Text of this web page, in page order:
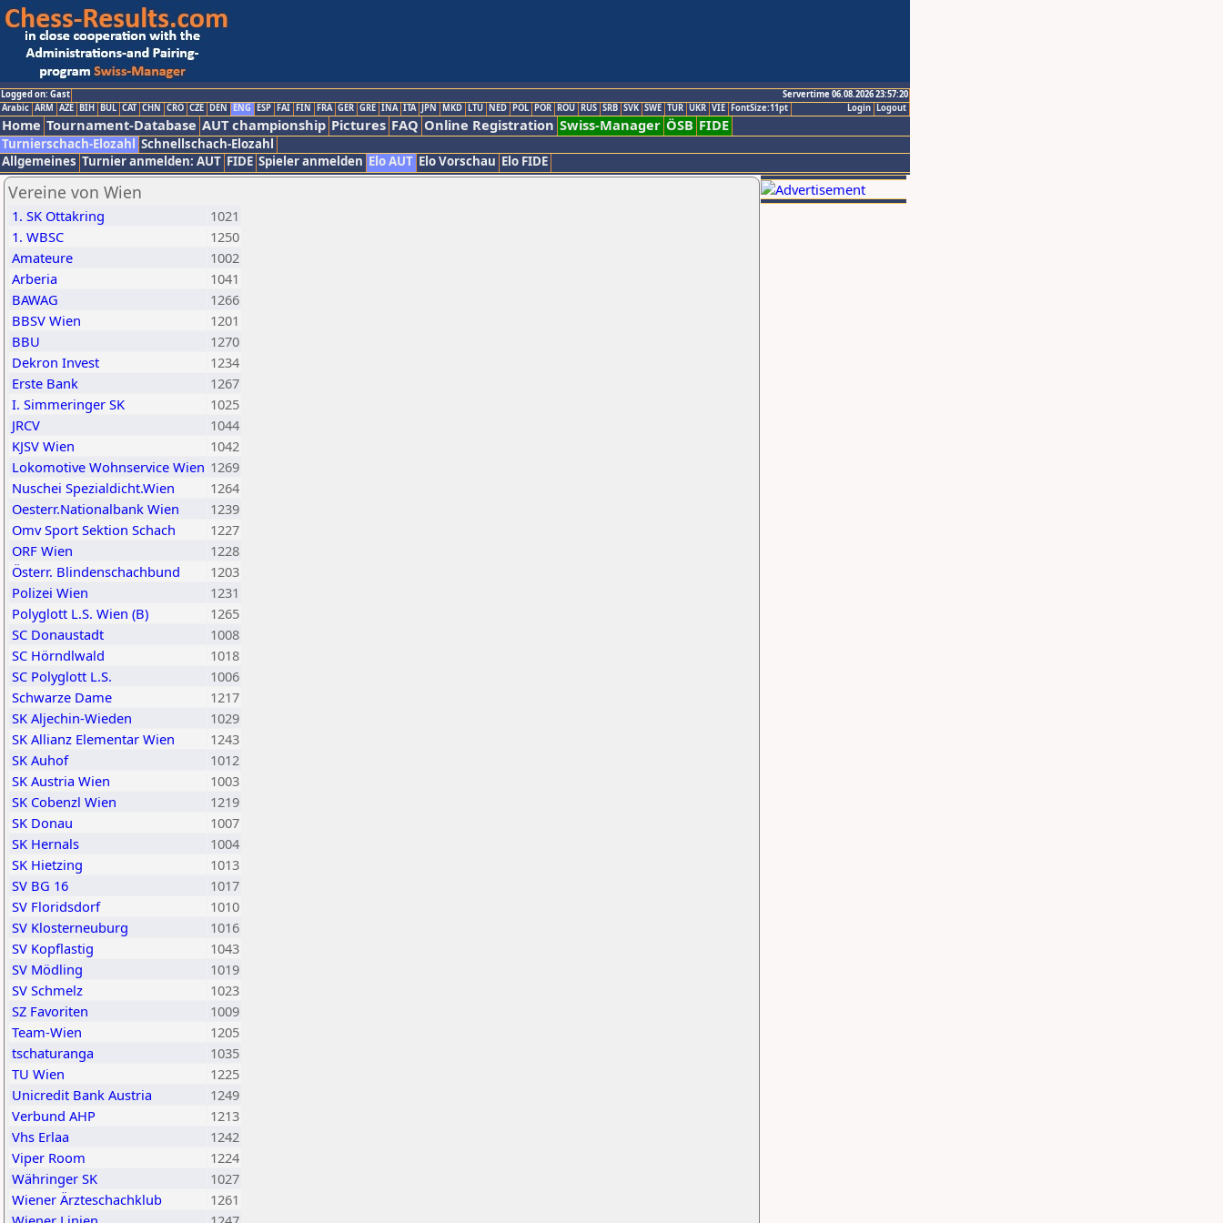
Logged on: Gast
Servertime 06.08.2026 23:57:20
Logout
Login
Arabic ARM AZE BIH BUL CAT CHN CRO CZE DEN ENG ESP FAI FIN FRA GER GRE INA ITA JPN MKD LTU NED POL POR ROU RUS SRB SVK SWE TUR UKR VIE FontSize:11pt
Home Tournament-Database AUT championship Pictures FAQ Online Registration Swiss-Manager ÖSB FIDE
Turnierschach-Elozahl Schnellschach-Elozahl
Allgemeines Turnier anmelden: AUT FIDE Spieler anmelden Elo AUT Elo Vorschau Elo FIDE
Vereine von Wien
1. SK Ottakring
1021
1. WBSC
1250
Amateure
1002
Arberia
1041
BAWAG
1266
BBSV Wien
1201
BBU
1270
Dekron Invest
1234
Erste Bank
1267
I. Simmeringer SK
1025
JRCV
1044
KJSV Wien
1042
Lokomotive Wohnservice Wien 1269
Nuschei Spezialdicht.Wien
1264
Oesterr.Nationalbank Wien
1239
Omv Sport Sektion Schach
1227
ORF Wien
1228
Österr. Blindenschachbund
1203
Polizei Wien
1231
Polyglott L.S. Wien (B)
1265
SC Donaustadt
1008
SC Hörndlwald
1018
SC Polyglott L.S.
1006
Schwarze Dame
1217
SK Aljechin-Wieden
1029
SK Allianz Elementar Wien
1243
SK Auhof
1012
SK Austria Wien
1003
SK Cobenzl Wien
1219
SK Donau
1007
SK Hernals
1004
SK Hietzing
1013
SV BG 16
1017
SV Floridsdorf
1010
SV Klosterneuburg
1016
SV Kopflastig
1043
SV Mödling
1019
SV Schmelz
1023
SZ Favoriten
1009
Team-Wien
1205
tschaturanga
1035
TU Wien
1225
Unicredit Bank Austria
1249
Verbund AHP
1213
Vhs Erlaa
1242
Viper Room
1224
Währinger SK
1027
Wiener Ärzteschachklub
1261